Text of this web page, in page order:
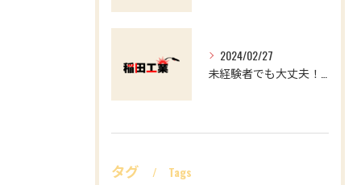
2024/02/27
タグ Tags